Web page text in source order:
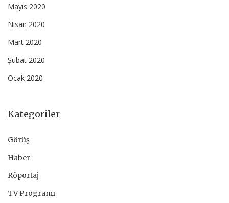
Mayıs 2020
Nisan 2020
Mart 2020
Şubat 2020
Ocak 2020
Kategoriler
Görüş
Haber
Röportaj
TV Programı